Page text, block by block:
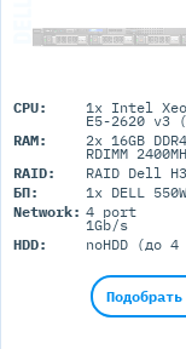
CPU: 1x Intel
RAM:
2x 16GB DDR4
RAID:
RAID Dell
БП:
1x DELL 550W
Network: 4 port
1Gb/s
HDD: